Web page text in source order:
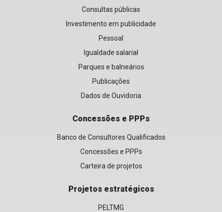
Consultas públicas
Investimento em publicidade
Pessoal
Igualdade salarial
Parques e balneários
Publicações
Dados de Ouvidoria
Concessões e PPPs
Banco de Consultores Qualificados
Concessões e PPPs
Carteira de projetos
Projetos estratégicos
PELTMG